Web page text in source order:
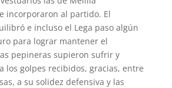
incorporaron al partido. El
e incluso el Lega paso algún
para lograr mantener el
pepineras supieron sufrir y
los golpes recibidos, gracias, entre
a su solidez defensiva y las